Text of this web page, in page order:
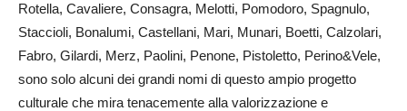
Rotella, Cavaliere, Consagra, Melotti, Pomodoro, Spagnulo,
Staccioli, Bonalumi, Castellani, Mari, Munari, Boetti, Calzolari,
Fabro, Gilardi, Merz, Paolini, Penone, Pistoletto, Perino&Vele,
sono solo alcuni dei grandi nomi di questo ampio progetto
culturale che mira tenacemente alla valorizzazione e